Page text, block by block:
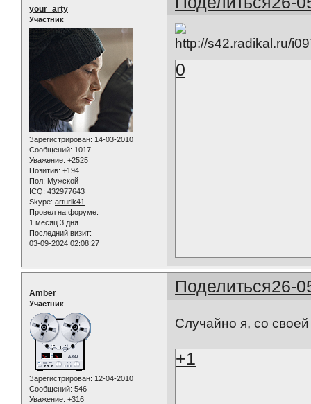
your_arty
Участник
Зарегистрирован: 14-03-2010
Сообщений: 1017
Уважение: +2525
Позитив: +194
Пол: Мужской
ICQ: 432977643
Skype: arturik41
Провел на форуме:
1 месяц 3 дня
Последний визит:
03-09-2024 02:08:27
0
Поделиться26-
Amber
Участник
Зарегистрирован: 12-04-2010
Сообщений: 546
Уважение: +316
Случайно я, со
+1